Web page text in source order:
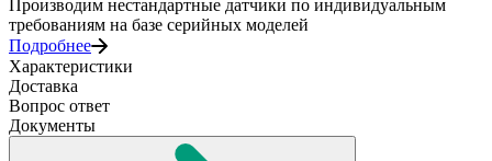
Производим нестандартные датчики по индивидуальным
требованиям на базе серийных моделей
Подробнее
Характеристики
Доставка
Вопрос ответ
Документы